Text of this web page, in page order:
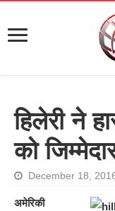
हिलेरी ने
को
December 18,
अमेरिकी